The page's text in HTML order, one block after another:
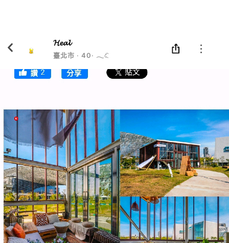
𝓗𝓮𝓪𝓵
臺北市 ‧ 40‧ 𓂃☁︎ 𐙚 ✧